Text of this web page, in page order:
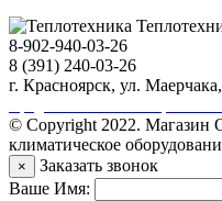
8-902-940-03-26
8 (391) 240-03-26
г. Красноярск, ул.
© Copyright 2022. Магазин
климатическое
×
Заказать звонок
Ваше Имя: